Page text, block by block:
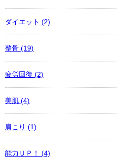
ダイエット (2)
整骨 (19)
疲労回復 (2)
美肌 (4)
肩こり (1)
能力ＵＰ！ (4)